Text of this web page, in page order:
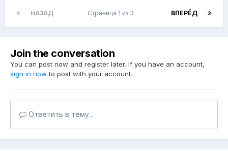
НАЗАД ВПЕРЁД
Страница 1 из 3
Join the conversation
You can post now and register later. If you have an account,
sign in now to post with your account.
Ответить в тему...